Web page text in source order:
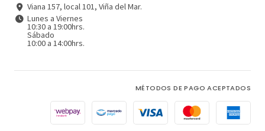
Viana 157, local 101, Viña del Mar.
Lunes a Viernes
10:30 a 19:00hrs.
Sábado
10:00 a 14:00hrs.
MÉTODOS DE PAGO ACEPTADOS